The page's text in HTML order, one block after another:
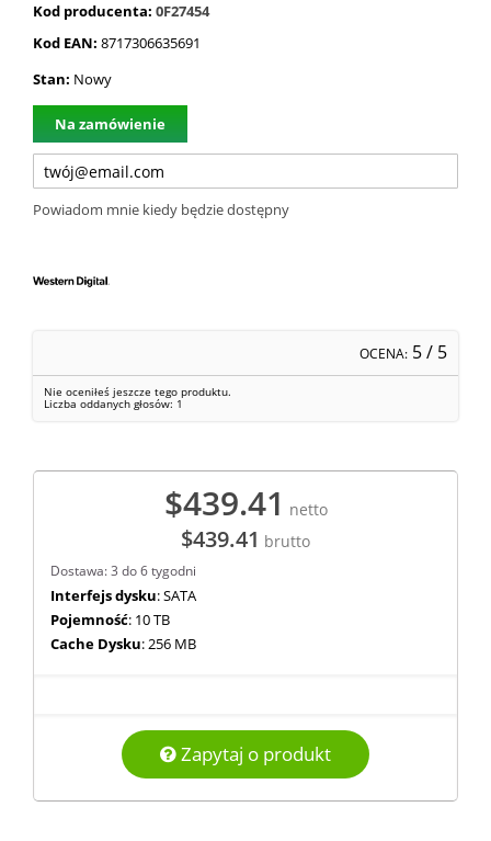
Kod producenta: 0F27454
Kod EAN: 8717306635691
Stan: Nowy
Na zamówienie
Powiadom mnie kiedy będzie dostępny
OCENA: 5/ 5
Nie oceniłeś jeszcze tego produktu.
Liczba oddanych głosów: 1
$439.41 netto
$439.41 brutto
Dostawa: 3 do 6 tygodni
Interfejs dysku: SATA
Pojemność: 10 TB
Cache Dysku: 256 MB
Zapytaj o produkt